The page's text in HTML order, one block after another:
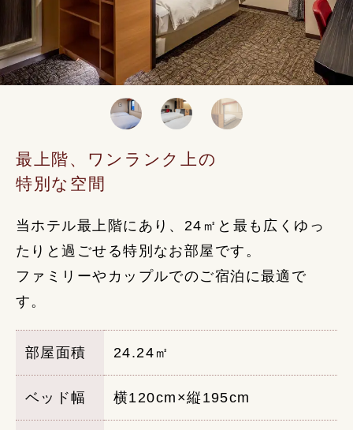
最上階、ワンランク上の
特別な空間
当ホテル最上階にあり、24㎡と最も広くゆっ
たりと過ごせる特別なお部屋です。
ファミリーやカップルでのご宿泊に最適で
す。
部屋面積 24.24㎡
ベッド幅 横120cm×縦195cm